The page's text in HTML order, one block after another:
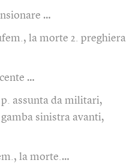
…
la morte 2. preghiera
…
p. assunta da militari,
sinistra avanti,
la morte.…